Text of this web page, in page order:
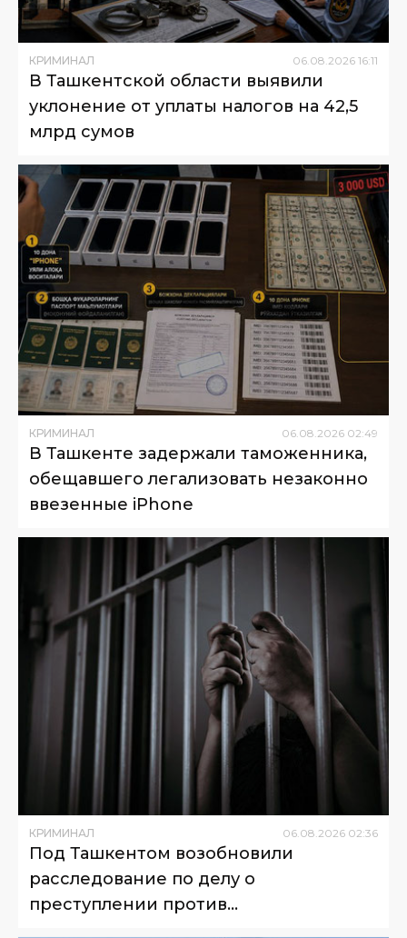
КРИМИНАЛ 06 08 2026 16:11
В Ташкентской области выявили
уклонение от уплаты налогов на 42,5
млрд сумов
КРИМИНАЛ 06.08.2026 02:49
В Ташкенте задержали таможенника,
обещавшего легализовать незаконно
ввезенные iPhone
КРИМИНАЛ 06.08.2026 02:36
Под Ташкентом возобновили
расследование по делу о
преступлении против